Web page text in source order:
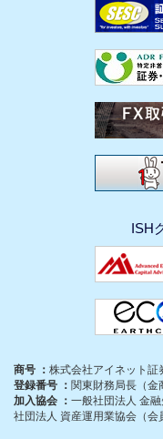
ISH
商号 ： 株式会社アイネット証
登録番号 ： 関東財務局長（金
加入協会 ： 一般社団法人 金
社団法人 資産運用業協会（会